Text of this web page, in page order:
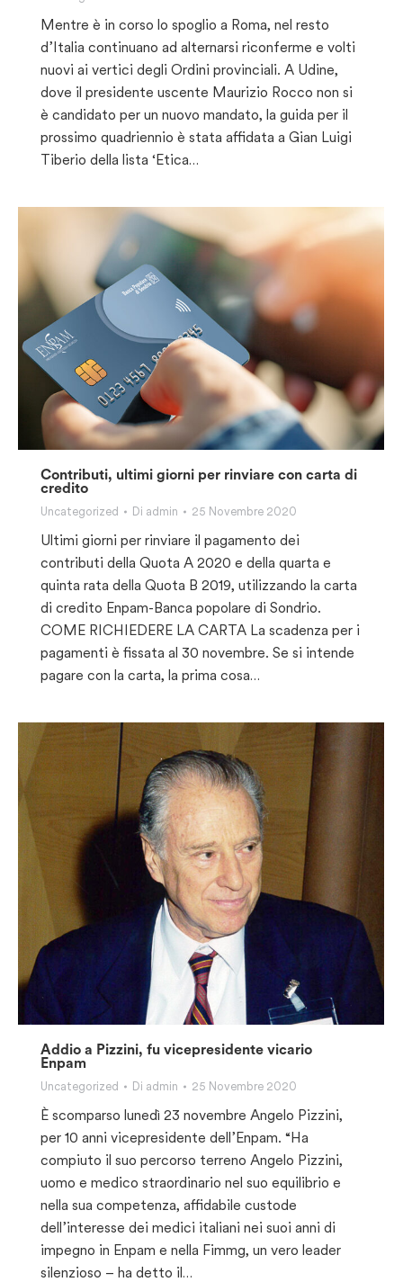
Mentre è in corso lo spoglio a Roma, nel resto
d’Italia continuano ad alternarsi riconferme e volti
nuovi ai vertici degli Ordini provinciali. A Udine,
dove il presidente uscente Maurizio Rocco non si
è candidato per un nuovo mandato, la guida per il
prossimo quadriennio è stata affidata a Gian Luigi
Tiberio della lista ‘Etica…
Contributi, ultimi giorni per rinviare con carta di
credito
Uncategorized Di admin 25 Novembre 2020
Ultimi giorni per rinviare il pagamento dei
contributi della Quota A 2020 e della quarta e
quinta rata della Quota B 2019, utilizzando la carta
di credito Enpam-Banca popolare di Sondrio.
COME RICHIEDERE LA CARTA La scadenza per i
pagamenti è fissata al 30 novembre. Se si intende
pagare con la carta, la prima cosa…
Addio a Pizzini, fu vicepresidente vicario
Enpam
Uncategorized Di admin 25 Novembre 2020
È scomparso lunedì 23 novembre Angelo Pizzini,
per 10 anni vicepresidente dell’Enpam. “Ha
compiuto il suo percorso terreno Angelo Pizzini,
uomo e medico straordinario nel suo equilibrio e
nella sua competenza, affidabile custode
dell’interesse dei medici italiani nei suoi anni di
impegno in Enpam e nella Fimmg, un vero leader
silenzioso – ha detto il…